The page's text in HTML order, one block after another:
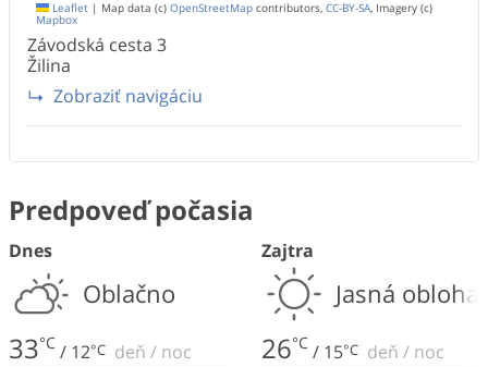
Leaflet | Map data (c) OpenStreetMap contributors, CC-BY-SA, Imagery (c)
Mapbox
Závodská cesta 3
Žilina
Zobraziť navigáciu
Predpoveď počasia
Dnes
Oblačno
33°C / 12°C deň / noc
Zajtra
Jasná obloha
26°C / 15°C deň / noc